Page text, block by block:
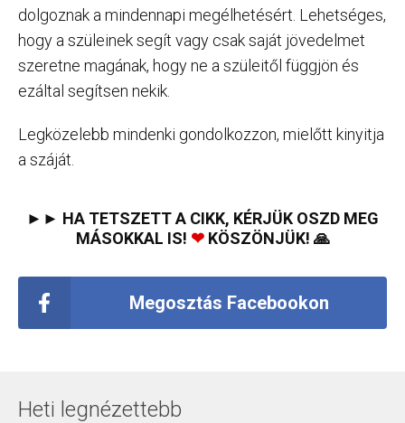
dolgoznak a mindennapi megélhetésért. Lehetséges,
hogy a szüleinek segít vagy csak saját jövedelmet
szeretne magának, hogy ne a szüleitől függjön és
ezáltal segítsen nekik.
Legközelebb mindenki gondolkozzon, mielőtt kinyitja
a száját.
►► HA TETSZETT A CIKK, KÉRJÜK OSZD MEG
MÁSOKKAL IS! ❤KÖSZÖNJÜK! 🙏
Megosztás Facebookon
Heti legnézettebb